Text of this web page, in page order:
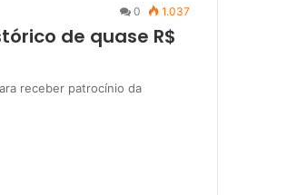
0 1.037
de quase R$
receber patrocínio da